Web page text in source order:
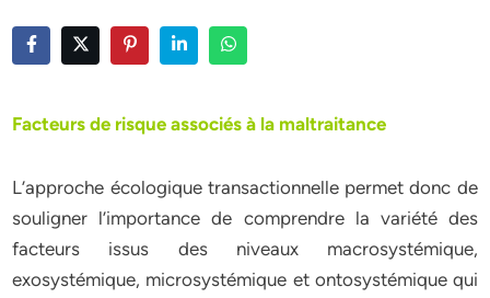
Facteurs de risque associés à la maltraitance
L’approche écologique transactionnelle permet donc de
souligner l’importance de comprendre la variété des
facteurs issus des niveaux macrosystémique,
exosystémique, microsystémique et ontosystémique qui